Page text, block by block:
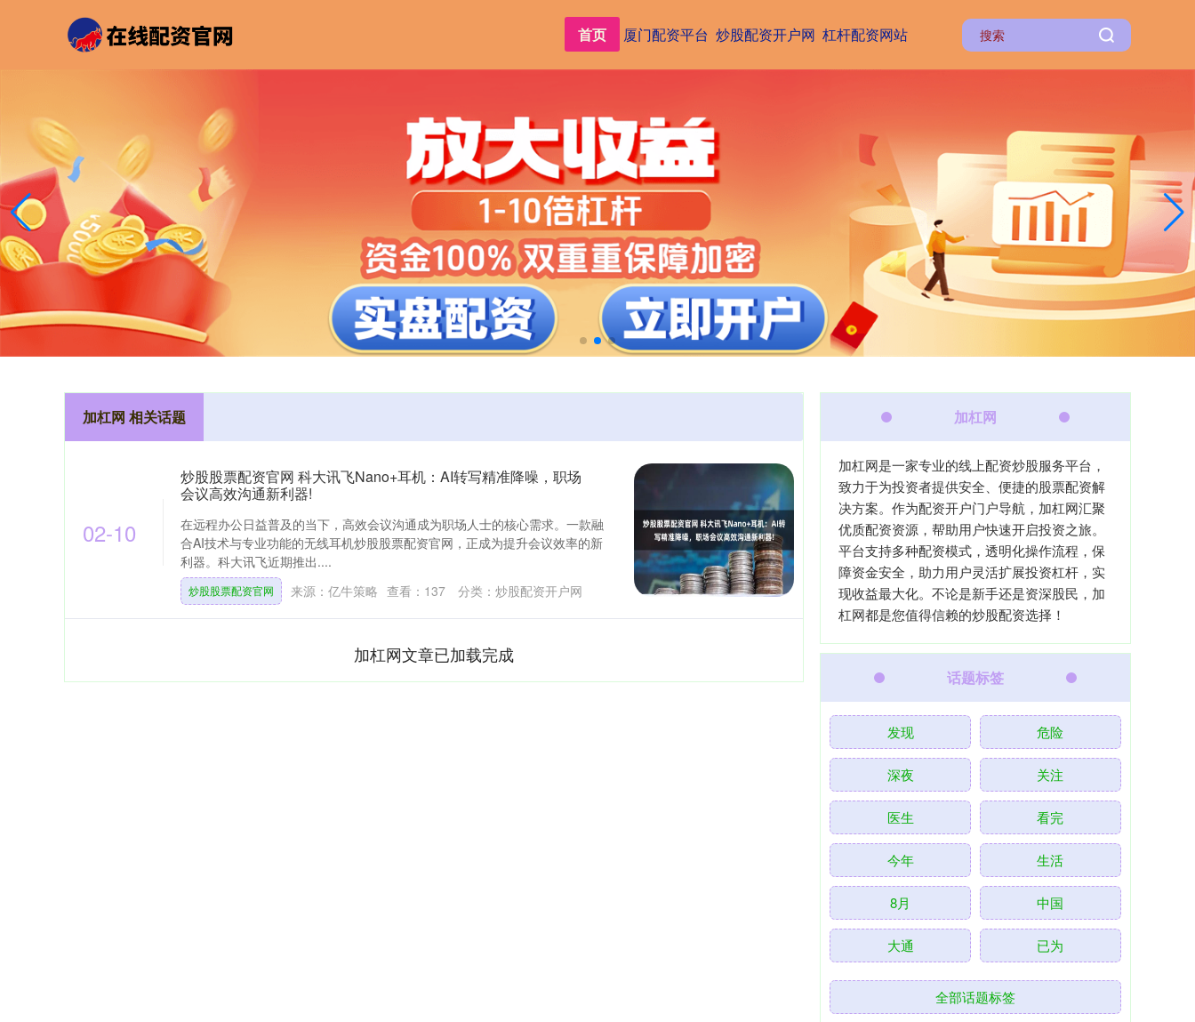
首页 厦门配资平台 炒股配资开户网 杠杆配资网站
加杠网 相关话题
02-10
炒股股票配资官网 科大讯飞Nano+耳机：AI转写精准降噪，职场
会议高效沟通新利器!
在远程办公日益普及的当下，高效会议沟通成为职场人士的核心需求。一款融
合AI技术与专业功能的无线耳机炒股股票配资官网，正成为提升会议效率的新
利器。科大讯飞近期推出....
炒股股票配资官网 来源：亿牛策略 查看： 137 分类： 炒股配资开户网
加杠网文章已加载完成
加杠网
加杠网是一家专业的线上配资炒股服务平台，
致力于为投资者提供安全、便捷的股票配资解
决方案。作为配资开户门户导航，加杠网汇聚
优质配资资源，帮助用户快速开启投资之旅。
平台支持多种配资模式，透明化操作流程，保
障资金安全，助力用户灵活扩展投资杠杆，实
现收益最大化。不论是新手还是资深股民，加
杠网都是您值得信赖的炒股配资选择！
话题标签
发现 危险
深夜 关注
医生 看完
今年 生活
8月 中国
大通 已为
全部话题标签